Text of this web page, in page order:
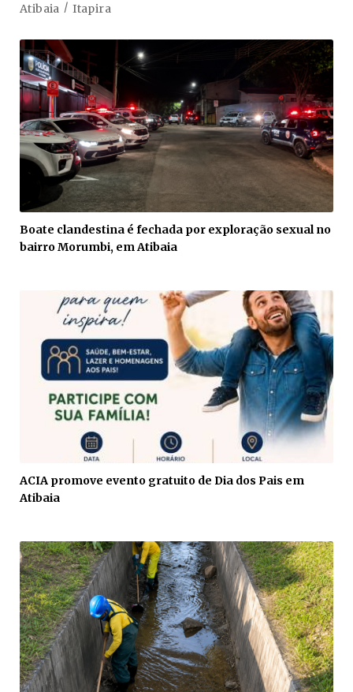
Atibaia
Itapira
Boate clandestina é fechada por exploração sexual no
bairro Morumbi, em Atibaia
ACIA promove evento gratuito de Dia dos Pais em
Atibaia